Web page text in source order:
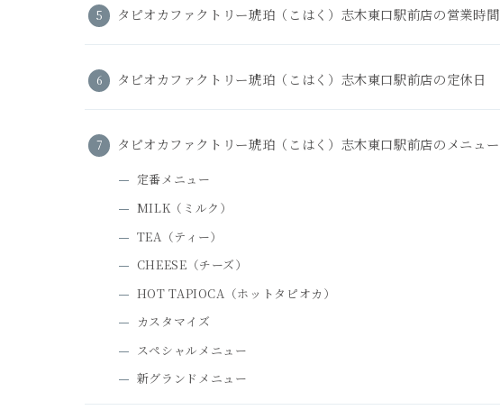
タピオカファクトリー琥珀（こはく）志木東口駅前店の営業時間
タピオカファクトリー琥珀（こはく）志木東口駅前店の定休日
タピオカファクトリー琥珀（こはく）志木東口駅前店のメニュー
定番メニュー
MILK（ミルク）
TEA（ティー）
CHEESE（チーズ）
HOT TAPIOCA（ホットタピオカ）
カスタマイズ
スペシャルメニュー
新グランドメニュー